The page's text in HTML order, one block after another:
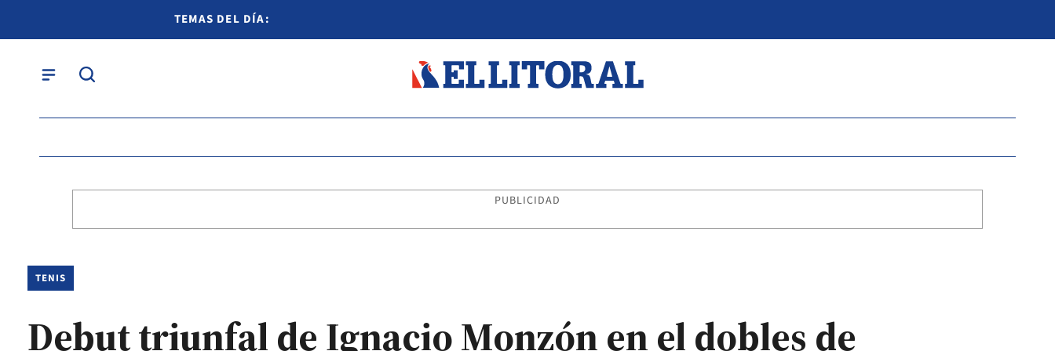
TEMAS DEL DÍA:
PUBLICIDAD
TENIS
Debut triunfal de Ignacio Monzón en el dobles de